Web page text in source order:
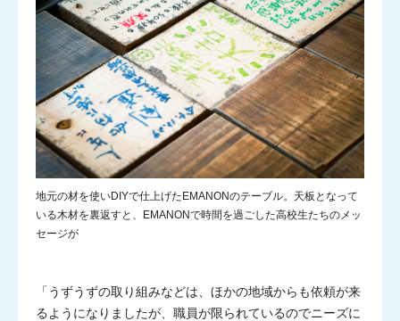
地元の材を使いDIYで仕上げたEMANONのテーブル。天板となって
いる木材を裏返すと、EMANONで時間を過ごした高校生たちのメッ
セージが
「うずうずの取り組みなどは、ほかの地域からも依頼が来
るようになりましたが、職員が限られているのでニーズに